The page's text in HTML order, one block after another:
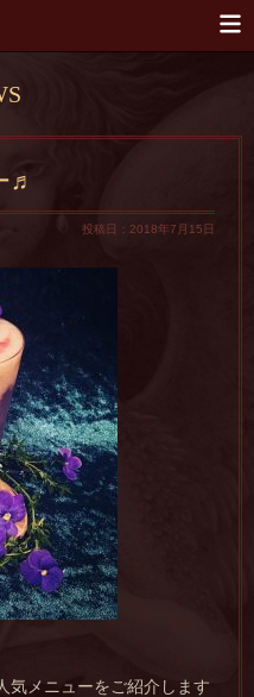
♬
投稿日：2018年7月15日
気メニューをご紹介します